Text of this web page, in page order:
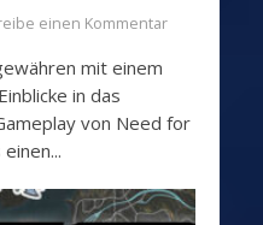
einen Kommentar
mit einem
in das
von Need for